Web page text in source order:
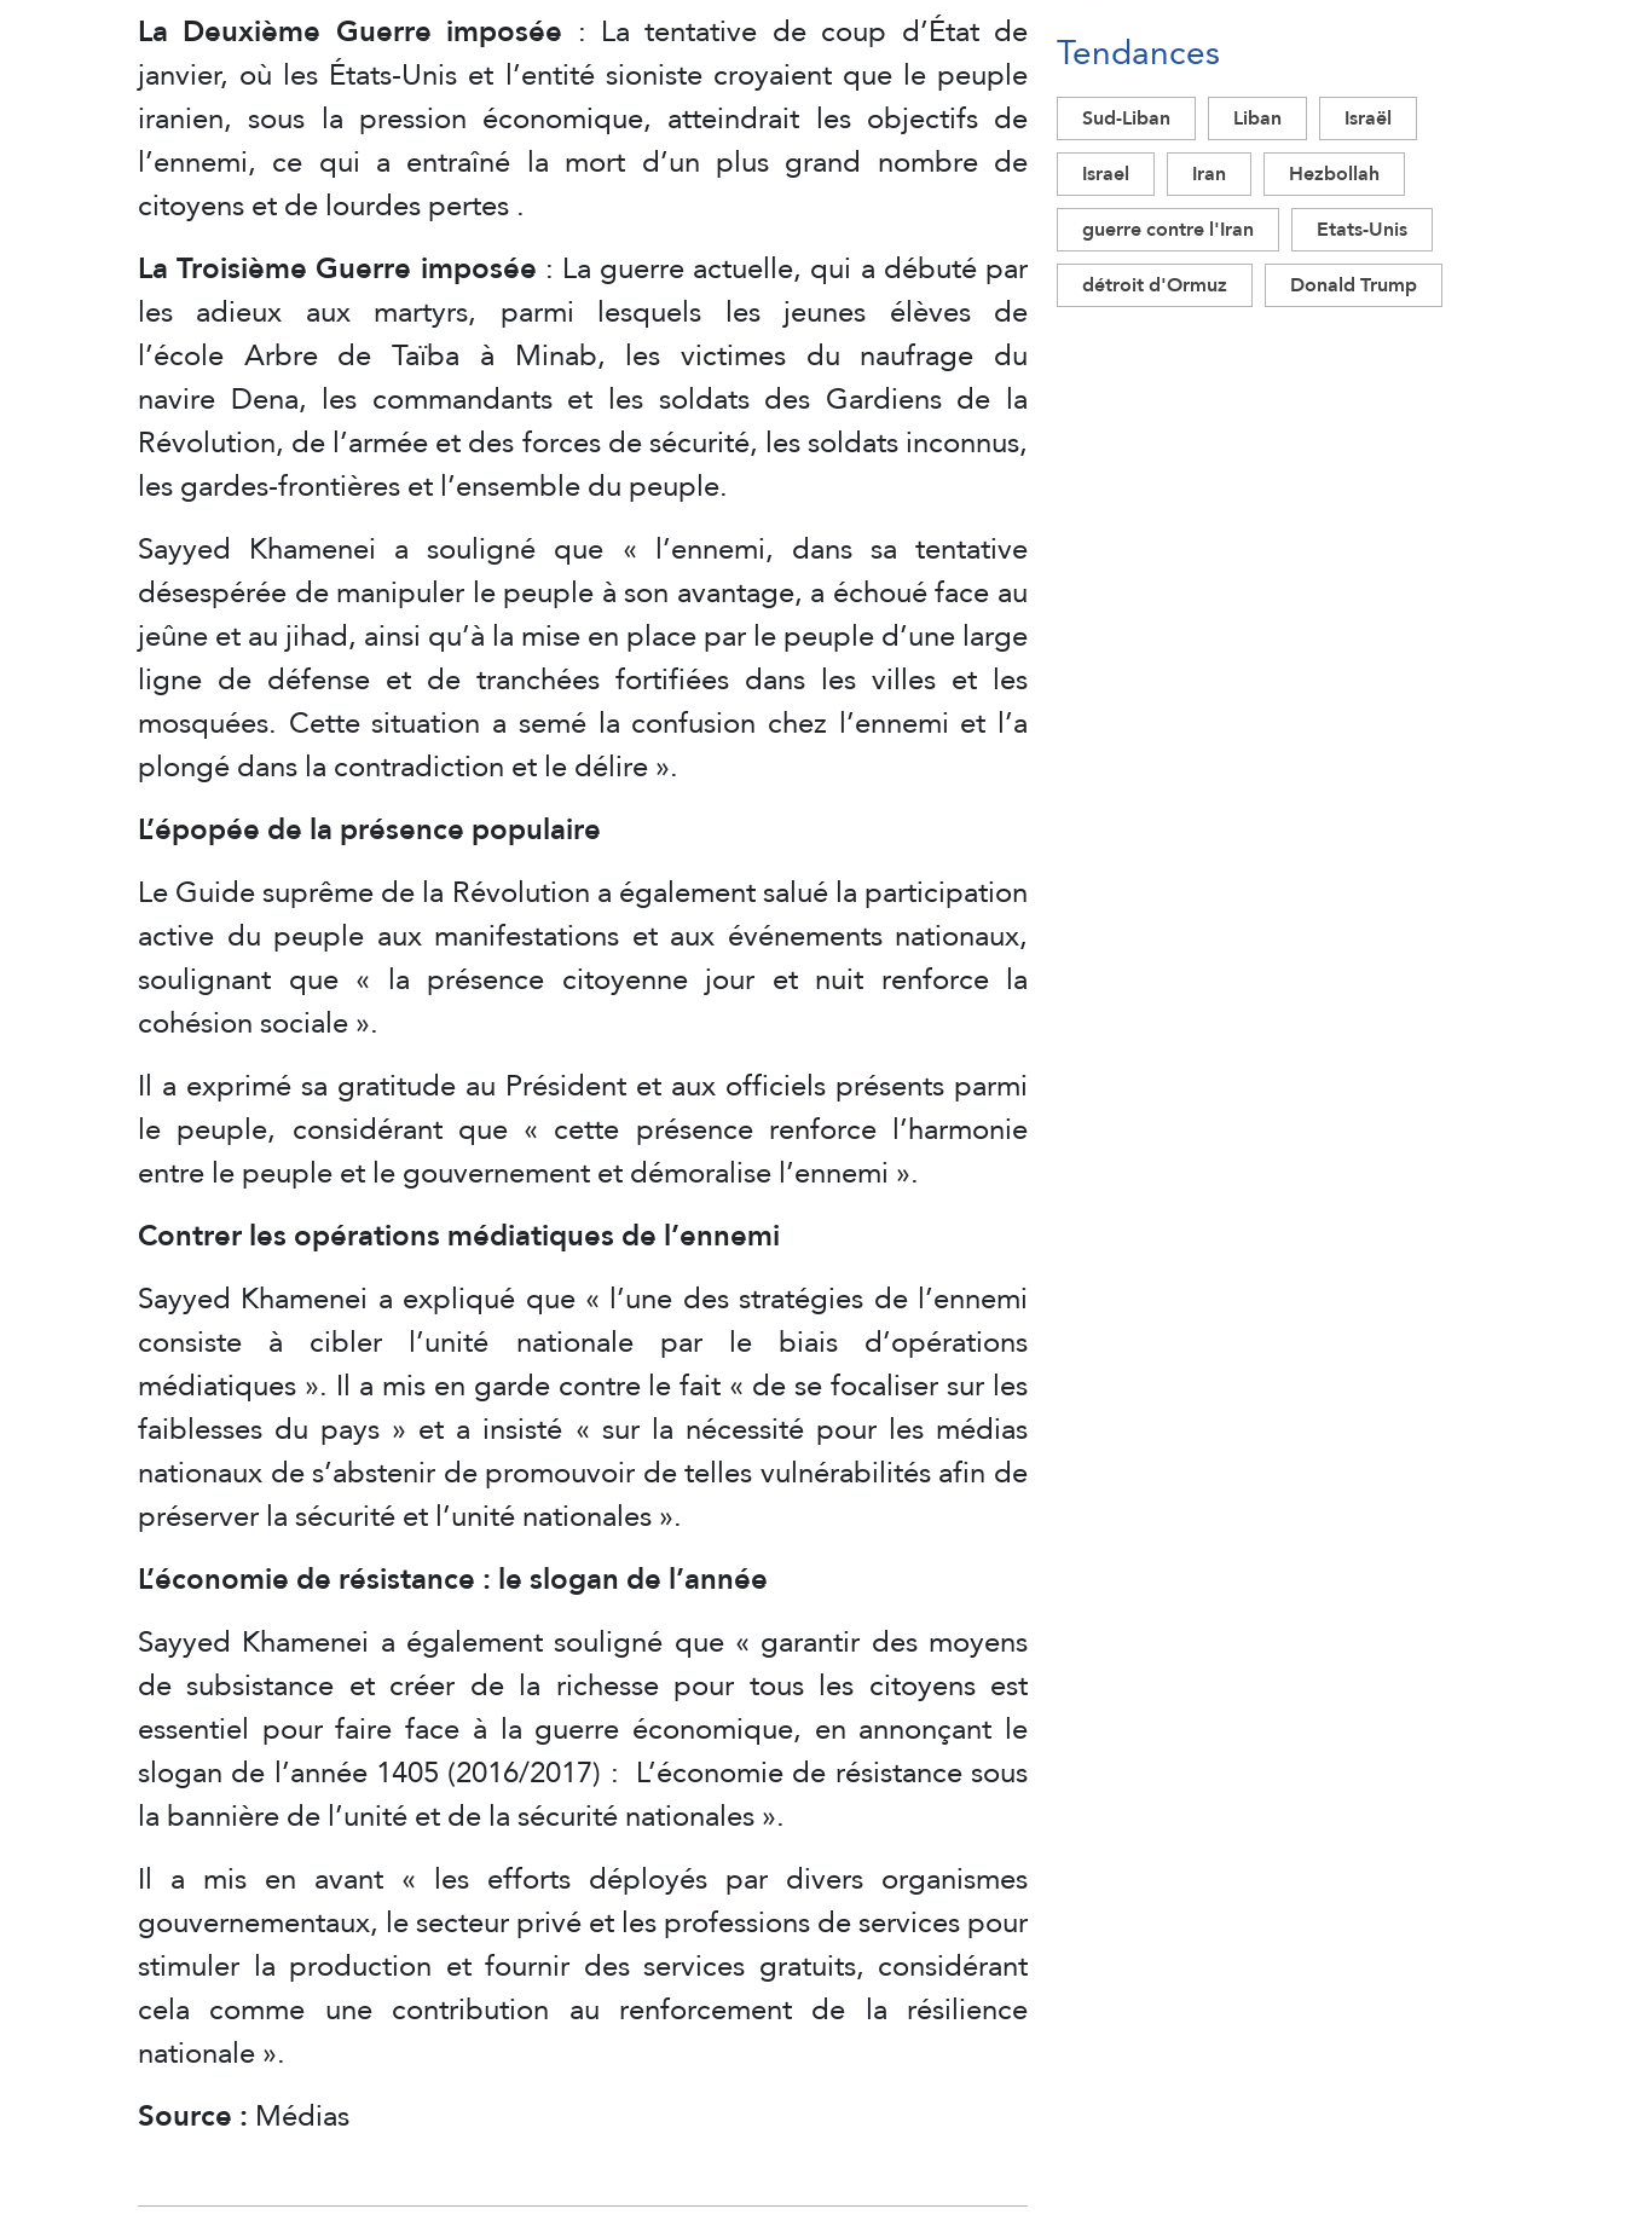
La Deuxième Guerre imposée : La tentative de coup d’État de
janvier, où les États-Unis et l’entité sioniste croyaient que le peuple
iranien, sous la pression économique, atteindrait les objectifs de
l’ennemi, ce qui a entraîné la mort d’un plus grand nombre de
citoyens et de lourdes pertes .
La Troisième Guerre imposée : La guerre actuelle, qui a débuté par
les adieux aux martyrs, parmi lesquels les jeunes élèves de
l’école Arbre de Taïba à Minab, les victimes du naufrage du
navire Dena, les commandants et les soldats des Gardiens de la
Révolution, de l’armée et des forces de sécurité, les soldats inconnus,
les gardes-frontières et l’ensemble du peuple.
Sayyed Khamenei a souligné que « l’ennemi, dans sa tentative
désespérée de manipuler le peuple à son avantage, a échoué face au
jeûne et au jihad, ainsi qu’à la mise en place par le peuple d’une large
ligne de défense et de tranchées fortifiées dans les villes et les
mosquées. Cette situation a semé la confusion chez l’ennemi et l’a
plongé dans la contradiction et le délire ».
L’épopée de la présence populaire
Le Guide suprême de la Révolution a également salué la participation
active du peuple aux manifestations et aux événements nationaux,
soulignant que « la présence citoyenne jour et nuit renforce la
cohésion sociale ».
Il a exprimé sa gratitude au Président et aux officiels présents parmi
le peuple, considérant que « cette présence renforce l’harmonie
entre le peuple et le gouvernement et démoralise l’ennemi ».
Contrer les opérations médiatiques de l’ennemi
Sayyed Khamenei a expliqué que « l’une des stratégies de l’ennemi
consiste à cibler l’unité nationale par le biais d’opérations
médiatiques ». Il a mis en garde contre le fait « de se focaliser sur les
faiblesses du pays » et a insisté « sur la nécessité pour les médias
nationaux de s’abstenir de promouvoir de telles vulnérabilités afin de
préserver la sécurité et l’unité nationales ».
L’économie de résistance : le slogan de l’année
Sayyed Khamenei a également souligné que « garantir des moyens
de subsistance et créer de la richesse pour tous les citoyens est
essentiel pour faire face à la guerre économique, en annonçant le
slogan de l’année 1405 (2016/2017) : L’économie de résistance sous
la bannière de l’unité et de la sécurité nationales ».
Il a mis en avant « les efforts déployés par divers organismes
gouvernementaux, le secteur privé et les professions de services pour
stimuler la production et fournir des services gratuits, considérant
cela comme une contribution au renforcement de la résilience
nationale ».
Source : Médias
Tendances
Sud-Liban Liban
Israël
Israel
Iran
Hezbollah
guerre contre l'Iran
Etats-Unis
détroit d'Ormuz
Donald Trump